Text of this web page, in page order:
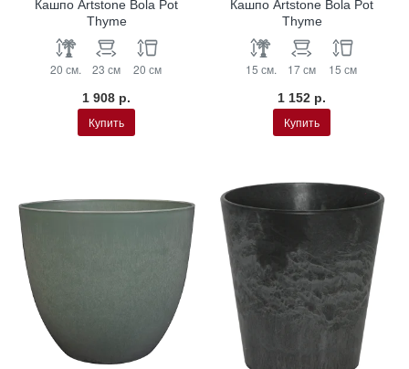
Кашпо Artstone Bola Pot
Thyme
20 см. 23 см 20 см
1 908 р.
Купить
Кашпо Artstone Bola Pot
Thyme
15 см. 17 см 15 см
1 152 р.
Купить